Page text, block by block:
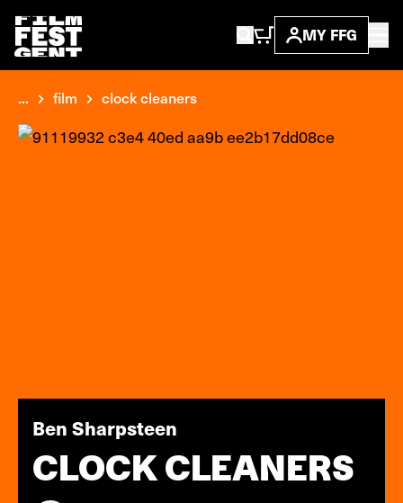
MY FFG
... film clock cleaners
Ben Sharpsteen
CLOCK CLEANERS